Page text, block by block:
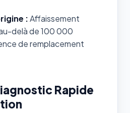
:Affaissement
delà de 100 000
de remplacement
Rapide